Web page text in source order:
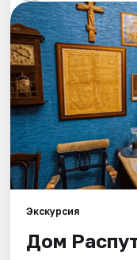
Выставки
Квесты
Экскурсии
Спорт
События
Города
Экскурсия
Дом